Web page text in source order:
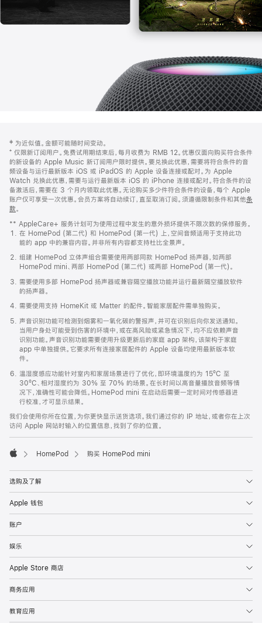
页
页
脚
注
‡ 为近似值。金额可能随时间变动。
⁺ 仅限新订阅用户。免费试用期结束后，每月收费为 RMB 12。优惠仅面向购买符合条件
的新设备的 Apple Music 新订阅用户限时提供。要兑换此优惠，需要将符合条件的音
频设备与运行最新版本 iOS 或 iPadOS 的 Apple 设备连接或配对。为 Apple
Watch 兑换此优惠，需要与运行最新版本 iOS 的 iPhone 连接或配对。符合条件的设
备激活后，需要在 3 个月内领取此优惠。无论购买多少件符合条件的设备，每个 Apple
账户仅可享受一次优惠。会员方案将自动续订，直至取消订阅。须遵循限制条件和其他条
款。
窗
口
中
打
开)
** AppleCare+ 服务计划可为使用过程中发生的意外损坏提供不限次数的保修服务。
在 HomePod (第二代) 和 HomePod (第一代) 上，空间音频适用于支持此功
能的 app 中的兼容内容。并非所有内容都支持杜比全景声。
组建 HomePod 立体声组合需要使用两部同款 HomePod 扬声器，如两部
HomePod mini、两部 HomePod (第二代) 或两部 HomePod (第一代)。
需要使用多部 HomePod 扬声器或兼容隔空播放功能并运行最新隔空播放软件
的扬声器。
需要使用支持 HomeKit 或 Matter 的配件。智能家居配件需单独购买。
声音识别功能可检测到烟雾和一氧化碳的警报声，并可在识别后向你发送通知。
当用户身处可能受到伤害的环境中，或在高风险或紧急情况下，均不应依赖声音
识别功能。声音识别功能需要使用升级更新后的家庭 app 架构，该架构于家庭
app 中单独提供。它要求所有连接家居配件的 Apple 设备均使用最新版本软
件。
温湿度感应功能针对室内和家居场景进行了优化，即环境温度约为 15ºC 至
30ºC、相对湿度约为 30% 至 70% 的场景。在长时间以高音量播放音频等情
况下，准确性可能会降低。HomePod mini 在启动后需要一定时间对传感器进
行校准，才可显示结果。
我们会使用你所在位置，为你更快显示送货选项。我们通过你的 IP 地址，或者你在上次
访问 Apple 网站时输入的位置信息，找到了你的位置。
HomePod 购买 HomePod mini
选购及了解
Apple 钱包
账户
娱乐
Apple Store 商店
商务应用
教育应用